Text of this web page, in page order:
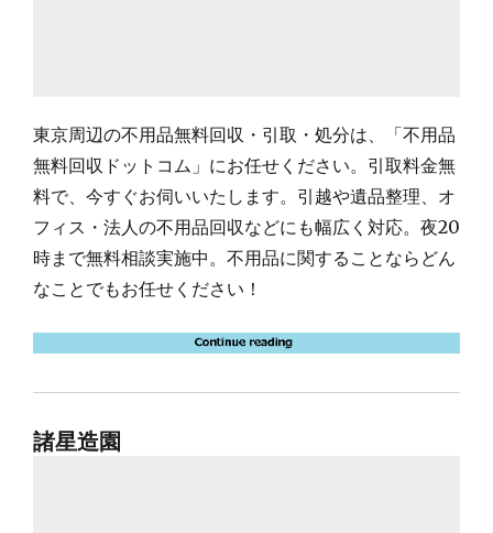
東京周辺の不用品無料回収・引取・処分は、「不用品
無料回収ドットコム」にお任せください。引取料金無
料で、今すぐお伺いいたします。引越や遺品整理、オ
フィス・法人の不用品回収などにも幅広く対応。夜20
時まで無料相談実施中。不用品に関することならどん
なことでもお任せください！
諸星造園